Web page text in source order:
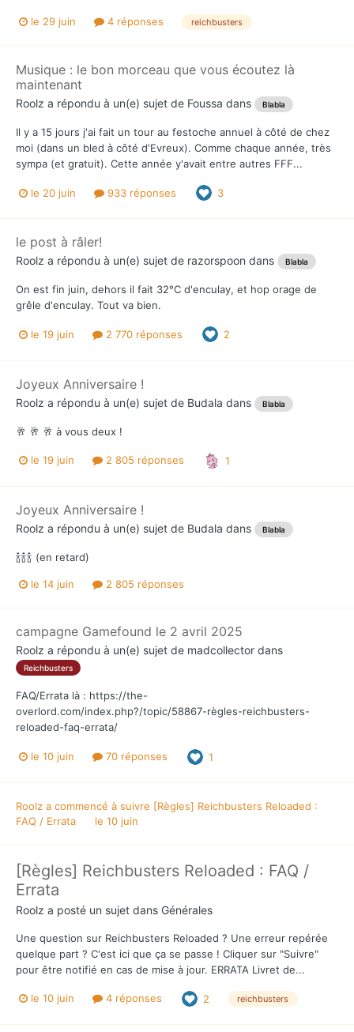
le 29 juin 4 réponses reichbusters
Musique : le bon morceau que vous écoutez là
maintenant
Roolz a répondu à un(e) sujet de Foussa dans Blabla
Il y a 15 jours j'ai fait un tour au festoche annuel à côté de chez
moi (dans un bled à côté d'Evreux). Comme chaque année, très
sympa (et gratuit). Cette année y'avait entre autres FFF...
le 20 juin 933 réponses 3
le post à râler!
Roolz a répondu à un(e) sujet de razorspoon dans Blabla
On est fin juin, dehors il fait 32°C d'enculay, et hop orage de
grêle d'enculay. Tout va bien.
le 19 juin 2 770 réponses 2
Joyeux Anniversaire !
Roolz a répondu à un(e) sujet de Budala dans Blabla
🥂 🥂 🥂 à vous deux !
le 19 juin 2 805 réponses 1
Joyeux Anniversaire !
Roolz a répondu à un(e) sujet de Budala dans Blabla
🍾🍾🍾 (en retard)
le 14 juin 2 805 réponses
campagne Gamefound le 2 avril 2025
Roolz a répondu à un(e) sujet de madcollector dans
Reichbusters
FAQ/Errata là : https://the-
overlord.com/index.php?/topic/58867-règles-reichbusters-
reloaded-faq-errata/
le 10 juin 70 réponses 1
Roolz a commencé à suivre [Règles] Reichbusters Reloaded :
FAQ / Errata
le 10 juin
[Règles] Reichbusters Reloaded : FAQ /
Errata
Roolz a posté un sujet dans Générales
Une question sur Reichbusters Reloaded ? Une erreur repérée
quelque part ? C'est ici que ça se passe ! Cliquer sur "Suivre"
pour être notifié en cas de mise à jour. ERRATA Livret de...
le 10 juin 4 réponses 2 reichbusters